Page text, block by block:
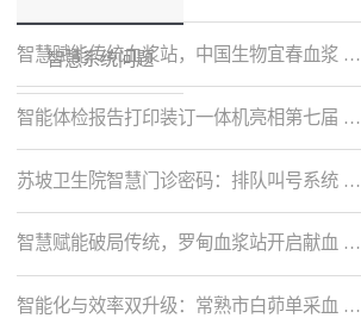
智慧系统问题
智慧赋能传统血浆站，中国生物宜春血浆 …
智能体检报告打印装订一体机亮相第七届 …
苏坡卫生院智慧门诊密码：排队叫号系统 …
智慧赋能破局传统，罗甸血浆站开启献血 …
智能化与效率双升级：常熟市白茆单采血 …